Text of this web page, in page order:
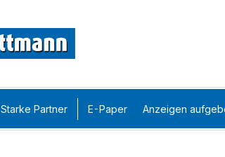
Starke Partner E-Paper Anzeigen